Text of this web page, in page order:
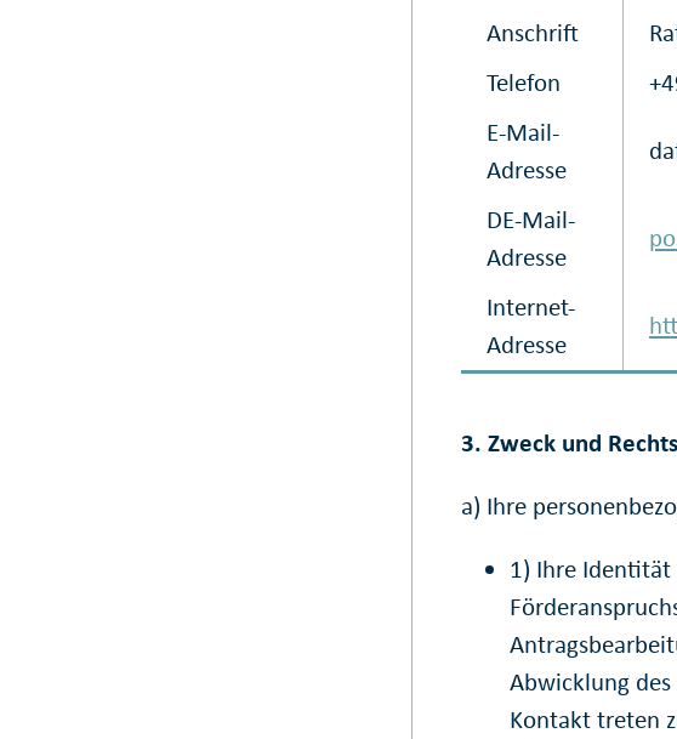
Anschrift
Telefon
E-Mail-
Adresse
DE-Mail-
Adresse
Internet-
Adresse
3. Zweck und
a) Ihre
1) Ihre Identität
Abwicklung
Kontakt treten